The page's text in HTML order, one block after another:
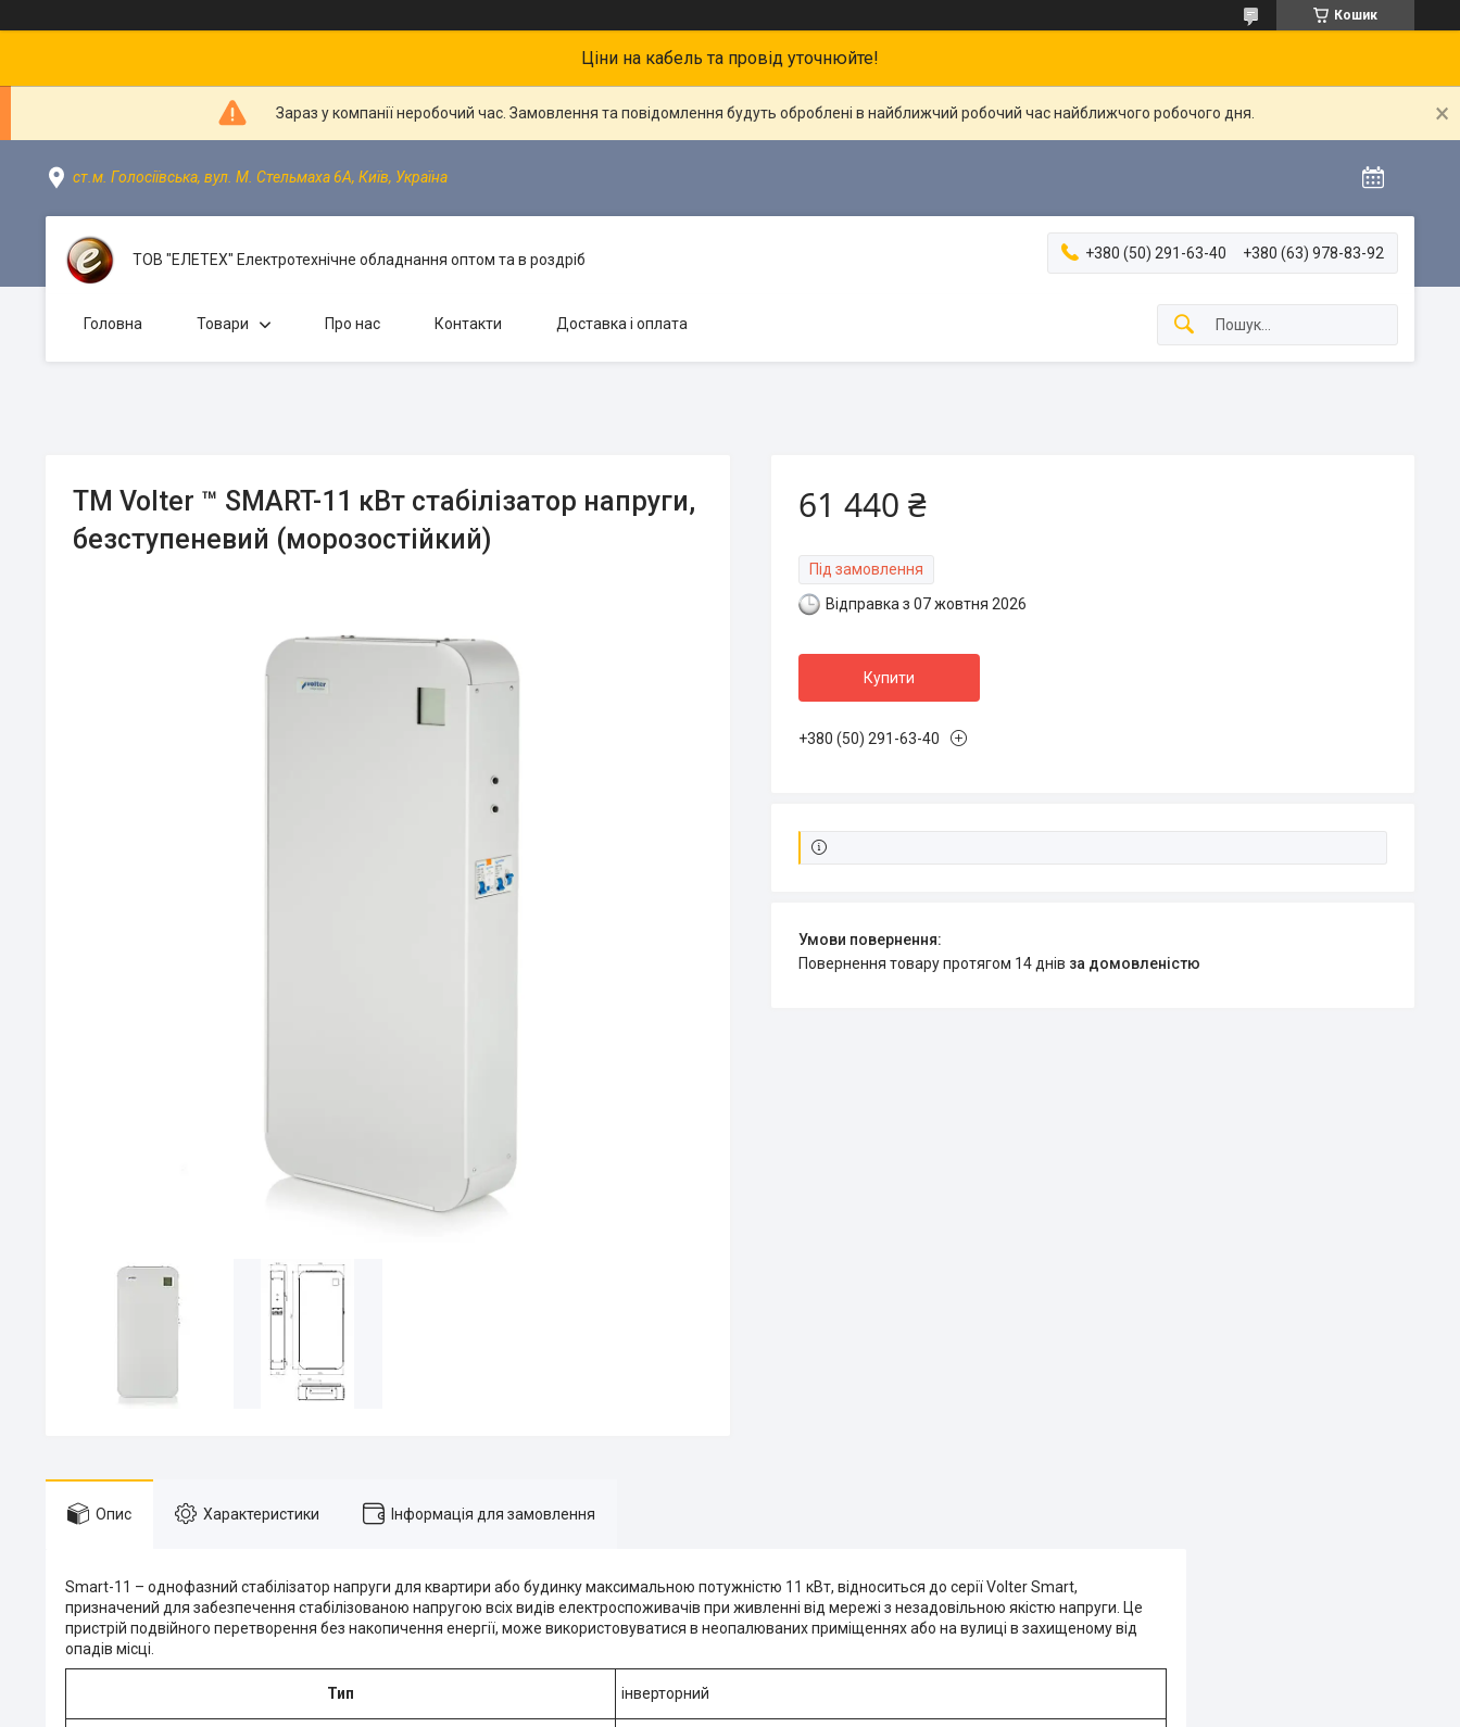
Кошик
Ціни на кабель та провід уточнюйте!
Зараз у компанії неробочий час. Замовлення та повідомлення будуть оброблені в найближчий робочий час найближчого робочого дня.
ст.м. Голосіївська, вул. М. Стельмаха 6А, Київ, Україна
ТОВ "ЕЛЕТЕХ" Електротехнічне обладнання оптом та в роздріб +380 (50) 291-63-40 +380 (63) 978-83-92
Головна Товари Про нас Контакти Доставка і оплата
ТМ Volter ™ SMART-11 кВт стабілізатор напруги,
безступеневий (морозостійкий)
61 440 ₴
Під замовлення
Відправка з 07 жовтня 2026
Купити
+380 (50) 291-63-40
повернення товару протягом 14 днів за домовленістю
Опис Характеристики Інформація для замовлення
Smart-11 – однофазний стабілізатор напруги для квартири або будинку максимальною потужністю 11 кВт, відноситься до серії Volter Smart,
призначений для забезпечення стабілізованою напругою всіх видів електроспоживачів при живленні від мережі з незадовільною якістю напруги. Це
пристрій подвійного перетворення без накопичення енергії, може використовуватися в неопалюваних приміщеннях або на вулиці в захищеному від
опадів місці.
Тип інверторний